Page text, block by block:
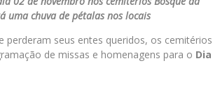
uma chuva de pétalas nos locais
perderam seus entes queridos, os cemitérios
de missas e homenagens para o Dia